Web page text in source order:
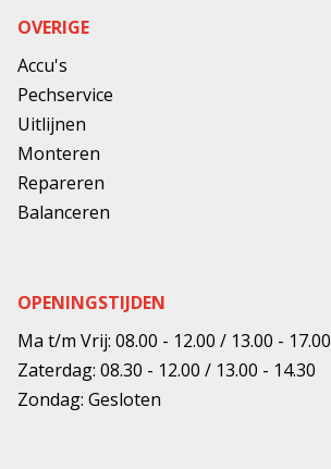
OVERIGE
Accu's
Pechservice
Uitlijnen
Monteren
Repareren
Balanceren
OPENINGSTIJDEN
Ma t/m Vrij: 08.00 - 12.00 / 13.00 - 17.00
Zaterdag: 08.30 - 12.00 / 13.00 - 14.30
Zondag: Gesloten